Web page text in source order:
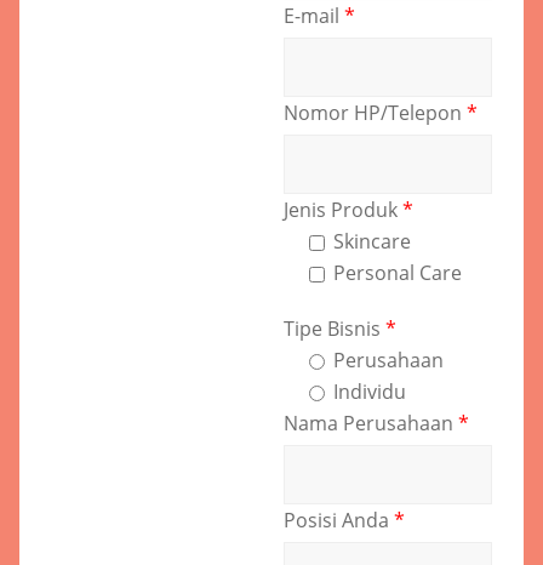
E-mail *
Nomor HP/Telepon *
Jenis Produk*
Skincare
Personal Care
Tipe Bisnis *
Perusahaan
Individu
Nama Perusahaan *
Posisi Anda *